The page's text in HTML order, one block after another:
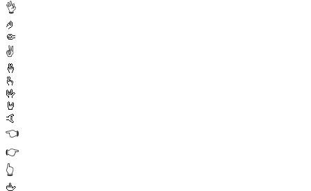
👌
🤌
🤏
✌️
🤞
🫰
🤟
🤘
🤙
👈
👉
👆
🖕